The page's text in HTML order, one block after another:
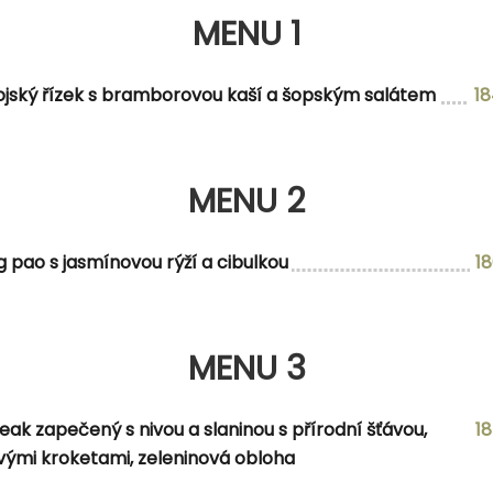
MENU 2
MENU 3
a žampiony s bramborovými kroketami,
MENU 4
a vídeňskou cibulkou
MENU 1
řízek s bramborovou kaší a šopským salátem
MENU 2
pao s jasmínovou rýží a cibulkou
MENU 3
zapečený s nivou a slaninou s přírodní šťávou,
kroketami, zeleninová obloha